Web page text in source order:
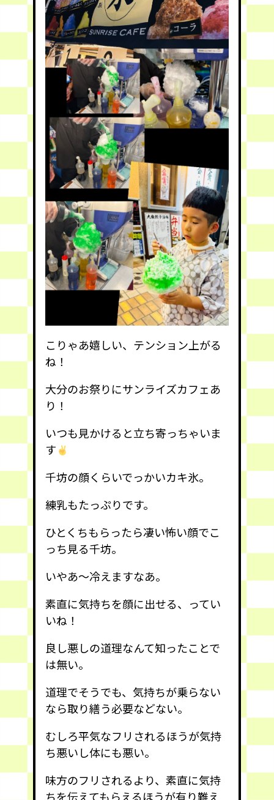
こりゃあ嬉しい、テンション上がる
ね！
大分のお祭りにサンライズカフェあ
り！
いつも見かけると立ち寄っちゃいま
す
千坊の顔くらいでっかいカキ氷。
練乳もたっぷりです。
ひとくちもらったら凄い怖い顔でこ
っち見る千坊。
いやあ〜冷えますなあ。
素直に気持ちを顔に出せる、ってい
いね！
良し悪しの道理なんて知ったことで
は無い。
道理でそうでも、気持ちが乗らない
なら取り繕う必要などない。
むしろ平気なフリされるほうが気持
ち悪いし体にも悪い。
味方のフリされるより、素直に気持
ちを伝えてもらえるほうが有り難え